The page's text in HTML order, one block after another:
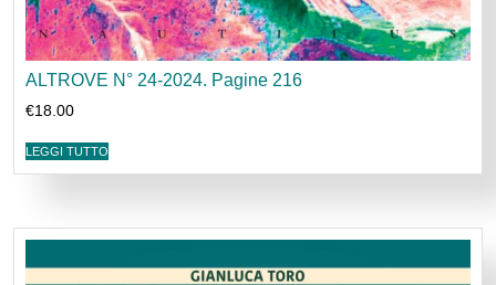
ALTROVE N° 24-2024. Pagine 216
€18.00
LEGGI TUTTO